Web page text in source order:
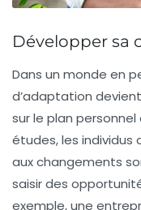
Développer sa
Dans un monde en
d’adaptation
sur le plan
études, les individus
auxchangements
saisir des
exemple, une